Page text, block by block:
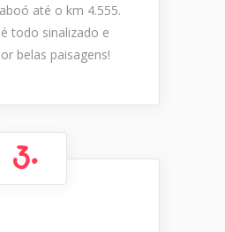
até o km 4.555.
todo sinalizado e
belas paisagens!